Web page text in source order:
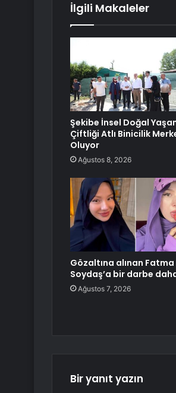
İlgili Makaleler
Şekibe İnsel Doğal
Çiftliği Atlı Binicilik
Oluyor
Ağustos 8, 2026
Gözaltına alınan Fatma
Soydaş’a bir darbe
Ağustos 7, 2026
Bir yanıt yazın